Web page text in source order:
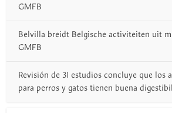
GMFB
Belvilla breidt Belgische activiteiten uit
GMFB
Revisión de 31 estudios concluye que los
para perros y gatos tienen buena